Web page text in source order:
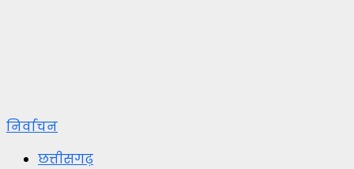
निर्वाचन
छत्तीसगढ़